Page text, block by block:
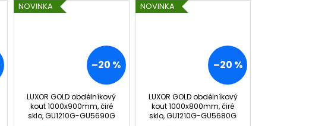
NOVINKA
–20 %
LUXOR GOLD obdélníkový
kout 1000x900mm, čiré
sklo, GU1210G-GU5690G
NOVINKA
–20 %
LUXOR GOLD obdélníkový
kout 1000x800mm, čiré
sklo, GU1210G-GU5680G